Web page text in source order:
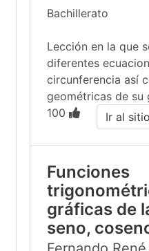
Bachillerato
Lección en la que
diferentes
circunferencia así
geométricas de su
100
Ir al sitio
Funciones
gráficas de
seno,